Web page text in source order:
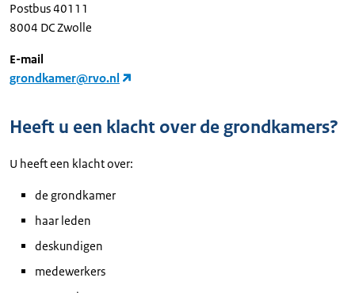
Postbus 40111
8004 DC Zwolle
E-mail
grondkamer@rvo.nl
Heeft u een klacht over de grondkamers?
U heeft een klacht over:
de grondkamer
haar leden
deskundigen
medewerkers